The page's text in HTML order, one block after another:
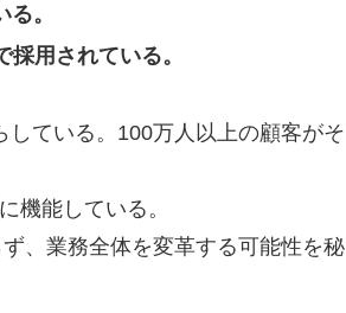
。
用されている。
ている。100万人以上の顧客がそ
機能している。
、業務全体を変革する可能性を秘